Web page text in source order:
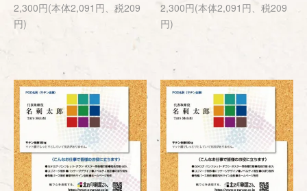
2,300円(本体2,091円、税209
円)
2,300円(本体2,091円、税209
円)